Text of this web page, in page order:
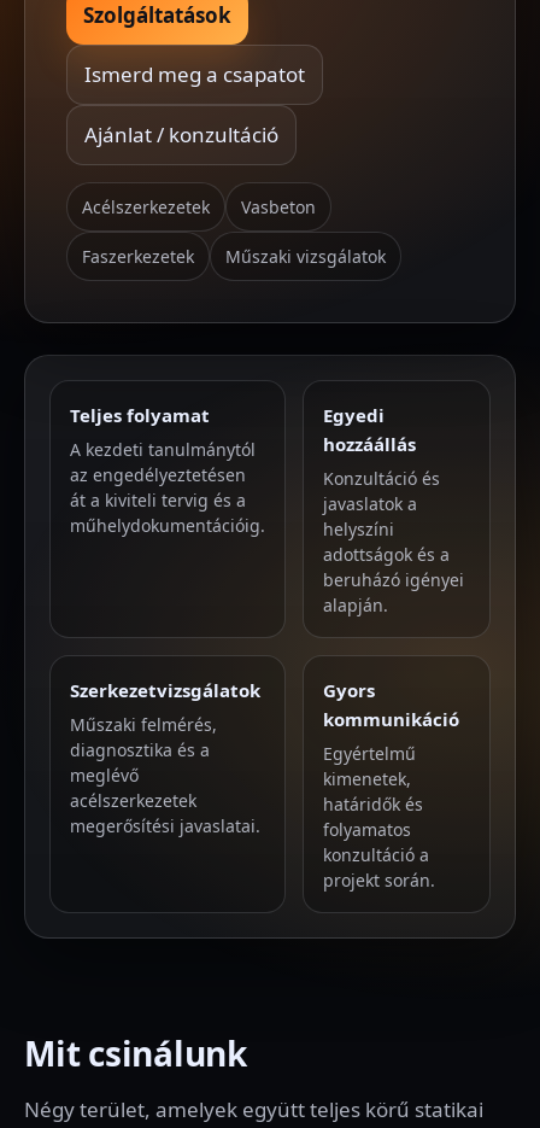
Szolgáltatások
Ismerd meg a csapatot
Ajánlat / konzultáció
Acélszerkezetek Vasbeton
Faszerkezetek Műszaki vizsgálatok
Teljes folyamat
A kezdeti tanulmánytól
az engedélyeztetésen
át a kiviteli tervig és a
műhelydokumentációig.
Egyedi
hozzáállás
Konzultáció és
javaslatok a
helyszíni
adottságok és a
beruházó igényei
alapján.
Szerkezetvizsgálatok
Műszaki felmérés,
diagnosztika és a
meglévő
acélszerkezetek
megerősítési javaslatai.
Gyors
kommunikáció
Egyértelmű
kimenetek,
határidők és
folyamatos
konzultáció a
projekt során.
Mit csinálunk
Négy terület, amelyek együtt teljes körű statikai